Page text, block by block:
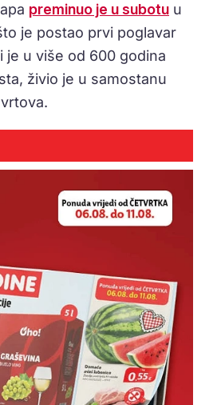
preminuo je u subotu u
je postao prvi poglavar
je u više od 600 godina
živio je u samostanu